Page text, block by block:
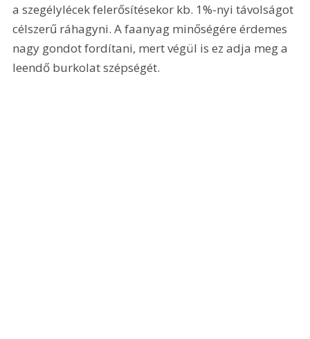
a szegélylécek felerősítésekor kb. 1%-nyi távolságot
célszerű ráhagyni. A faanyag minőségére érdemes
nagy gondot fordítani, mert végül is ez adja meg a
leendő burkolat szépségét.